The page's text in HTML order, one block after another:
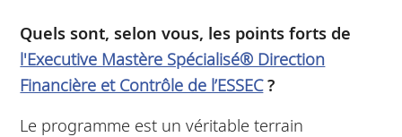
Quels sont, selon vous, les points forts de
l'Executive Mastère Spécialisé® Direction
Financière et Contrôle de l’ESSEC?
Le programme est un véritable terrain